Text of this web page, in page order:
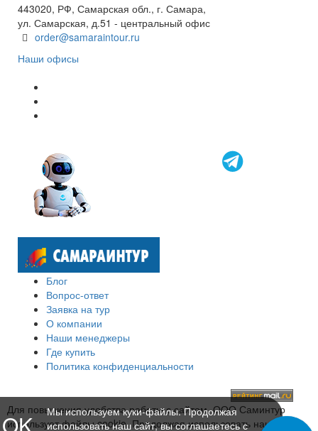
443020, РФ, Самарская обл., г. Самара,
ул. Самарская, д.51 - центральный офис
order@samaraintour.ru
Наши офисы
Блог
Вопрос-ответ
Заявка на тур
О компании
Наши менеджеры
Где купить
Политика конфиденциальности
Для повышения удобства работы с сайтом, ООО Саминтур
использует файлы cookie. Продолжая использовать наш сайт,
Мы используем куки-файлы. Продолжая
использовать наш сайт, вы соглашаетесь с